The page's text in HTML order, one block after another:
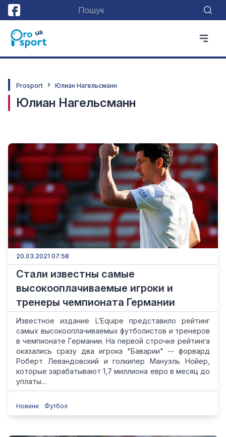
Prosport Юлиан Нагельсманн
Юлиан Нагельсманн
20.03.2021 07:58
Стали известны самые
высокооплачиваемые игроки и
тренеры чемпионата Германии
Известное издание L’Equipe представило рейтинг
самых высокооплачиваемых футболистов и тренеров
в чемпионате Германии. На первой строчке рейтинга
оказались сразу два игрока "Баварии" -- форвард
Роберт Левандовский и голкипер Мануэль Нойер,
которые зарабатывают 1,7 миллиона евро в месяц до
уплаты...
Новини Футбол